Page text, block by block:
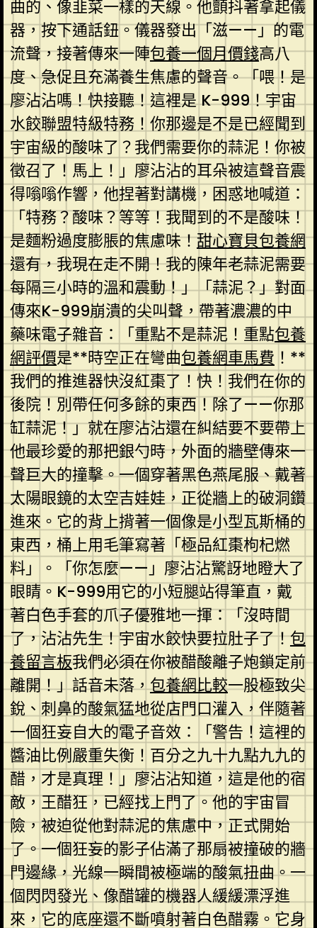
曲的、像韭菜一樣的天線。他顫抖著拿起儀
器，按下通話鈕。儀器發出「滋——」的電
流聲，接著傳來一陣包養一個月價錢高八
度、急促且充滿養生焦慮的聲音。「喂！是
廖沾沾嗎！快接聽！這裡是 K-999！宇宙
水餃聯盟特級特務！你那邊是不是已經聞到
宇宙級的酸味了？我們需要你的蒜泥！你被
徵召了！馬上！」廖沾沾的耳朵被這聲音震
得嗡嗡作響，他捏著對講機，困惑地喊道：
「特務？酸味？等等！我聞到的不是酸味！
是麵粉過度膨脹的焦慮味！甜心寶貝包養網
還有，我現在走不開！我的陳年老蒜泥需要
每隔三小時的溫和震動！」「蒜泥？」對面
傳來K-999崩潰的尖叫聲，帶著濃濃的中
藥味電子雜音：「重點不是蒜泥！重點包養
網評價是**時空正在彎曲包養網車馬費 ！**
我們的推進器快沒紅棗了！快！我們在你的
後院！別帶任何多餘的東西！除了——你那
缸蒜泥！」就在廖沾沾還在糾結要不要帶上
他最珍愛的那把銀勺時，外面的牆壁傳來一
聲巨大的撞擊。一個穿著黑色燕尾服、戴著
太陽眼鏡的太空吉娃娃，正從牆上的破洞鑽
進來。它的背上揹著一個像是小型瓦斯桶的
東西，桶上用毛筆寫著「極品紅棗枸杞燃
料」。「你怎麼——」廖沾沾驚訝地瞪大了
眼睛。K-999用它的小短腿站得筆直，戴
著白色手套的爪子優雅地一揮：「沒時間
了，沾沾先生！宇宙水餃快要拉肚子了！包
養留言板我們必須在你被醋酸離子炮鎖定前
離開！」話音未落，包養網比較一股極致尖
銳、刺鼻的酸氣猛地從店門口灌入，伴隨著
一個狂妄自大的電子音效：「警告！這裡的
醬油比例嚴重失衡！百分之九十九點九九的
醋，才是真理！」廖沾沾知道，這是他的宿
敵，王醋狂，已經找上門了。他的宇宙冒
險，被迫從他對蒜泥的焦慮中，正式開始
了。一個狂妄的影子佔滿了那扇被撞破的牆
門邊緣，光線一瞬間被極端的酸氣扭曲。一
個閃閃發光、像醋罐的機器人緩緩漂浮進
來，它的底座還不斷噴射著白色醋霧。它身